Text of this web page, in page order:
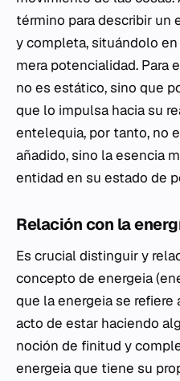
término para describir un
y completa, situándolo
mera potencialidad. Para
no es estático, sino que
que lo impulsa hacia su
entelequia, por tanto, no
añadido, sino la esencia
entidad en su estado de
Relación con la
Es crucial distinguir y
concepto de energeia
que laenergeiase refiere
acto de estar haciendo
noción de finitud y
energeiaque tiene su